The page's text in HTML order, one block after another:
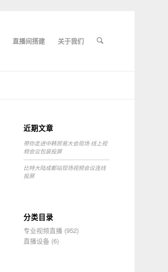
直播间搭建 关于我们
近期文章
带你走进中韩贸易大会现场 线上视
频会议包装投屏
比特大陆成都站现场视频会议连线
投屏
分类目录
专业视频直播(952)
直播设备(6)